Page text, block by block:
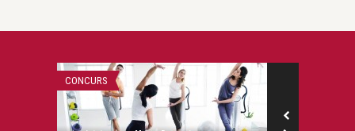
CONCURS